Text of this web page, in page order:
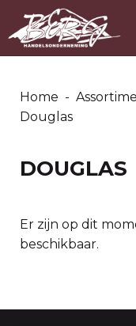
ZOEKEN
ASSORTIMENT
MARKTPLAATS
Over ons
Home -
Douglas
DOUGLAS
Er zijn op dit
beschikbaar.